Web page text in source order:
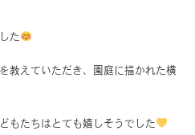
た
教えていただき、園庭に描かれた横
もたちはとても嬉しそうでした